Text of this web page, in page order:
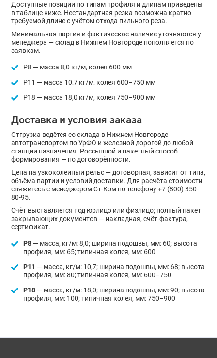
Доступные позиции по типам профиля и длинам приведены
в таблице ниже. Нестандартная резка возможна кратно
требуемой длине с учётом отхода пильного реза.
Минимальная партия и фактическое наличие уточняются у
менеджера — склад в Нижнем Новгороде пополняется по
заявкам.
Р8 — масса 8,0 кг/м, колея 600 мм
Р11 — масса 10,7 кг/м, колея 600–750 мм
Р18 — масса 18,0 кг/м, колея 750–900 мм
Доставка и условия заказа
Отгрузка ведётся со склада в Нижнем Новгороде
автотранспортом по УрФО и железной дорогой до любой
станции назначения. Россыпной и пакетный способ
формирования — по договорённости.
Цена на узкоколейный рельс — договорная, зависит от типа,
объёма партии и условий доставки. Для расчёта стоимости
свяжитесь с менеджером Ст-Ком по телефону +7 (800) 350-
80-95.
Счёт выставляется под юрлицо или физлицо; полный пакет
закрывающих документов — накладная, счёт-фактура,
сертификат.
Р8— масса, кг/м: 8,0; ширина подошвы, мм: 60; высота
профиля, мм: 65; типичная колея, мм: 600
Р11 — масса, кг/м: 10,7; ширина подошвы, мм: 68; высота
профиля, мм: 80; типичная колея, мм: 600–750
Р18— масса, кг/м: 18,0; ширина подошвы, мм: 90; высота
профиля, мм: 100; типичная колея, мм: 750–900